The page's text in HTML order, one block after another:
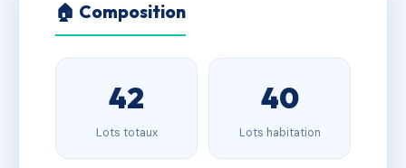
🏠 Composition
42
Lots totaux
40
Lots habitation